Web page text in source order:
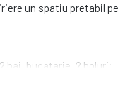
un spatiu pretabil
bai, bucatarie, 2 holuri;
agentii sau